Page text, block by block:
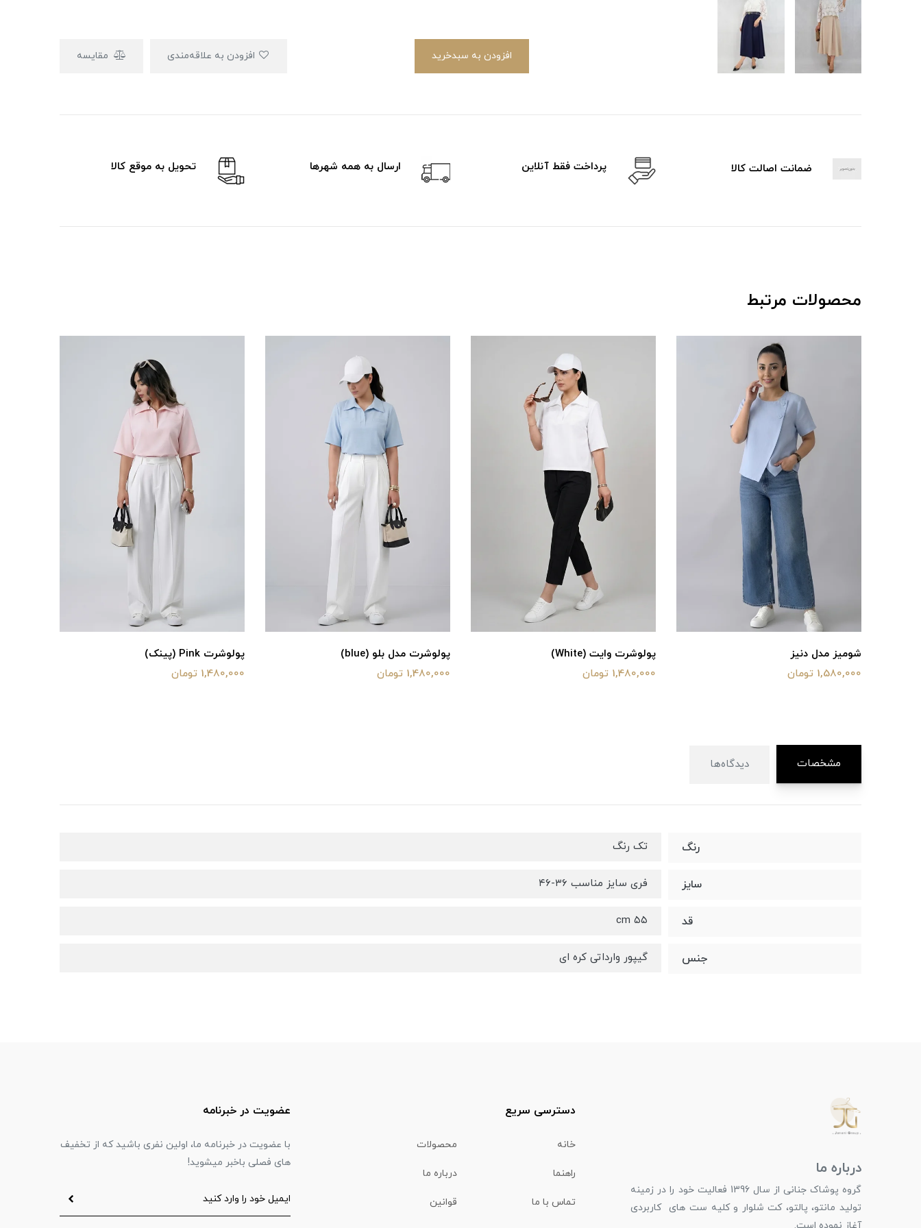
افزودن به سبدخرید مقایسه
ضمانت اصالت کالا پرداخت فقط آنلاین ارسال به همه شهرها تحویل به موقع کالا
محصولات مرتبط
شومیز مدل دنیز
1,580,000 تومان
پولوشرت وایت (White)
1,480,000 تومان
پولوشرت مدل بلو (blue)
1,480,000 تومان
پولوشرت Pink (پینک)
1,480,000 تومان
مشخصات دیدگاه‌ها
رنگ تک رنگ
سایز فری سایز مناسب ۳۶-۴۶
قد ۵۵ cm
جنس گیپور وارداتی کره ای
درباره ما
گروه پوشاک جنانی از سال 1396 فعالیت خود را در زمینه
تولید مانتو، پالتو، کت شلوار و کلیه ست های کاربردی
دسترسی سریع
خانه محصولات
راهنما درباره ما
تماس با ما قوانین
عضویت در خبرنامه
با عضویت در خبرنامه ما، اولین نفری باشید که از تخفیف
های فصلی باخبر میشوید!